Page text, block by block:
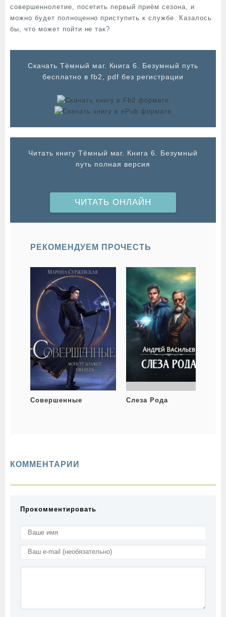
совершеннолетие, посетить первый приём сезона, и
можно будет полноценно приступить к службе. Казалось
бы, что может пойти не так?
Cкачать Тёмный маг. Книга 6. Безумный путь
бесплатно в fb2, pdf без регистрации
Читать книгу Тёмный маг. Книга 6. Безумный
путь полная версия
ЧИТАТЬ ОНЛАЙН
РЕКОМЕНДУЕМ ПРОЧЕСТЬ
Совершенные Слеза Рода
КОММЕНТАРИИ
Прокомментировать